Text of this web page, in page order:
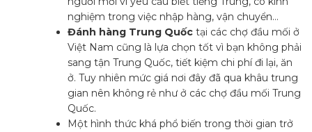
nghiệm trong việc nhập hàng, vận chuyển…
Đánh hàng Trung Quốc tại các chợ đầu mối ở
Việt Nam cũng là lựa chọn tốt vì bạn không phải
sang tận Trung Quốc, tiết kiệm chi phí đi lại, ăn
ở. Tuy nhiên mức giá nơi đây đã qua khâu trung
gian nên không rẻ như ở các chợ đầu mối Trung
Quốc.
Một hình thức khá phổ biến trong thời gian trở